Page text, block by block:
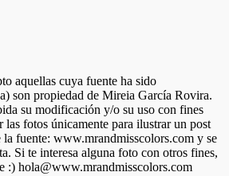
aquellas cuya fuente ha sido
son propiedad de Mireia García Rovira.
su modificación y/o su uso con fines
las fotos únicamente para ilustrar un post
la fuente: www.mrandmisscolors.com y se
Si te interesa alguna foto con otros fines,
:) hola@www.mrandmisscolors.com